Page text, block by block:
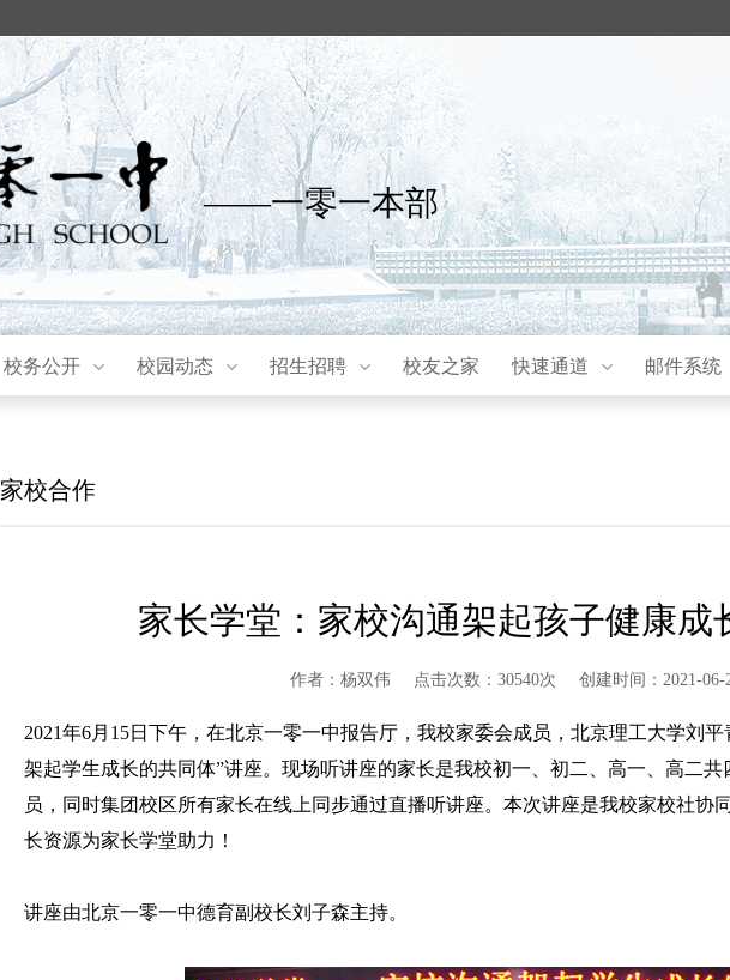
——一零一本部
校务公开 校园动态 招生招聘 校友之家 快速通道 邮件系统
家校合作
家长学堂：家校沟通架起孩子健康成
作者：杨双伟 点击次数：30540次 创建时间：2021-06-
2021年6月15日下午，在北京一零一中报告厅，我校家委会成员，北京理工大学刘
架起学生成长的共同体”讲座。现场听讲座的家长是我校初一、初二、高一、高二
员，同时集团校区所有家长在线上同步通过直播听讲座。本次讲座是我校家校社协
长资源为家长学堂助力！
讲座由北京一零一中德育副校长刘子森主持。